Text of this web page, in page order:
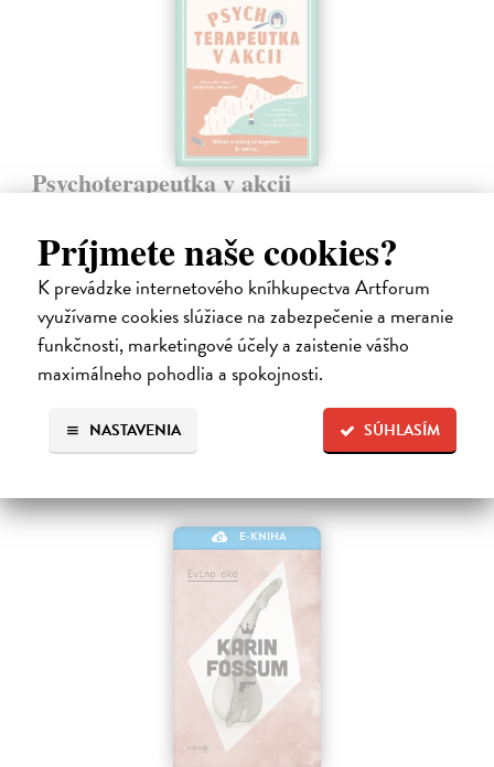
Príjmete naše cookies?
K prevádzke internetového kníhkupectva Artforum
využívame cookies slúžiace na zabezpečenie a meranie
funkčnosti, marketingové účely a zaistenie vášho
maximálneho pohodlia a spokojnosti.
SÚHLASÍM
NASTAVENIA
Psychoterapeutka v akcii
terapeutky a autorky kníh Toto mali čítať naši rodičia a Toto by si mali
prečítať všetci, ktorých máte radi. Keď sa pri útesoch Beachy Head
nájde…
Na stiahnutie akoEPUB,MOBIaPDF
16,95 €
E-KNIHA